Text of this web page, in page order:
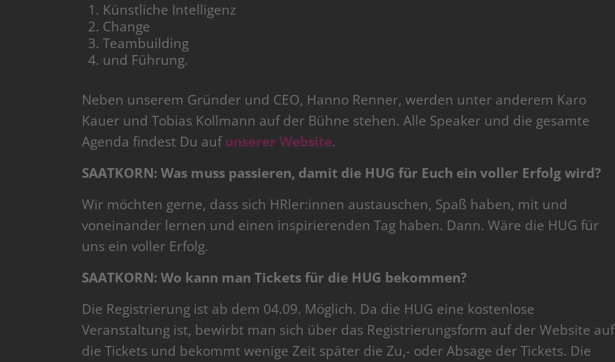
Künstliche Intelligenz
Change
Teambuilding
und Führung.
Neben unserem Gründer und CEO, Hanno Renner, werden unter anderem Karo
Kauer und Tobias Kollmann auf der Bühne stehen. Alle Speaker und die gesamte
Agenda findest Du aufunserer Website.
SAATKORN: Was muss passieren, damit die HUG für Euch ein voller Erfolg wird?
Wir möchten gerne, dass sich HRler:innen austauschen, Spaß haben, mit und
voneinander lernen und einen inspirierenden Tag haben. Dann. Wäre die HUG für
uns ein voller Erfolg.
SAATKORN: Wo kann man Tickets für die HUG bekommen?
Die Registrierung ist ab dem 04.09. Möglich. Da die HUG eine kostenlose
Veranstaltung ist, bewirbt man sich über das Registrierungsform auf der Website auf
die Tickets und bekommt wenige Zeit später die Zu,- oder Absage der Tickets. Die